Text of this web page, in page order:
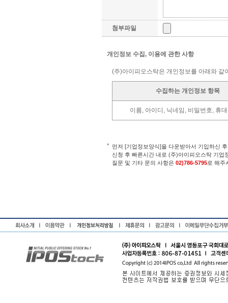
첨부파일
개인정보 수집, 이용에 관한 사항
(주)아이피오스탁은 개인정보를 아래와 같
수집하는 개인정보 항목
이름, 아이디, 닉네임, 비밀번호, 휴
* 먼저 [기업정보양식]을 다운받아서 기입하신
신청 후 빠른시간 내로 (주)아이피오스탁 기업
질문 및 기타 문의 사항은 02)786-5795로 해주